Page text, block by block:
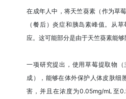
在成年人中，将天竺葵素（作为草
（餐后）炎症和胰岛素峰值。从
应。这可能部分是由于天竺葵素能够
一项研究提出，使用草莓提取物
成），能够在体外保护人体皮肤细
害，并且在浓度为0.05mg/mL至